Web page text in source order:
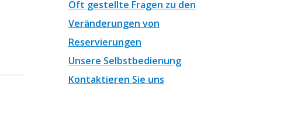
Oft gestellte Fragen zu den
Veränderungen von
Reservierungen
Unsere Selbstbedienung
Kontaktieren Sie uns